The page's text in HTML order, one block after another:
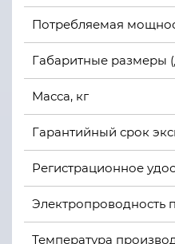
Потребляемая
Габаритные
Масса, кг
Гарантийный срок
Регистрационное
Температура